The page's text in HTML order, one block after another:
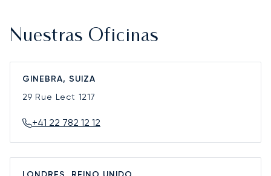
Nuestras Oficinas
GINEBRA, SUIZA
29 Rue Lect 1217
+41 22 782 12 12